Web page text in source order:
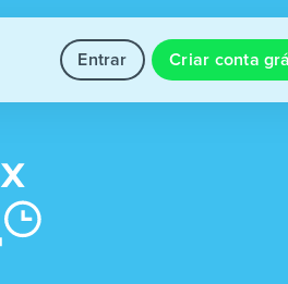
Entrar Criar conta